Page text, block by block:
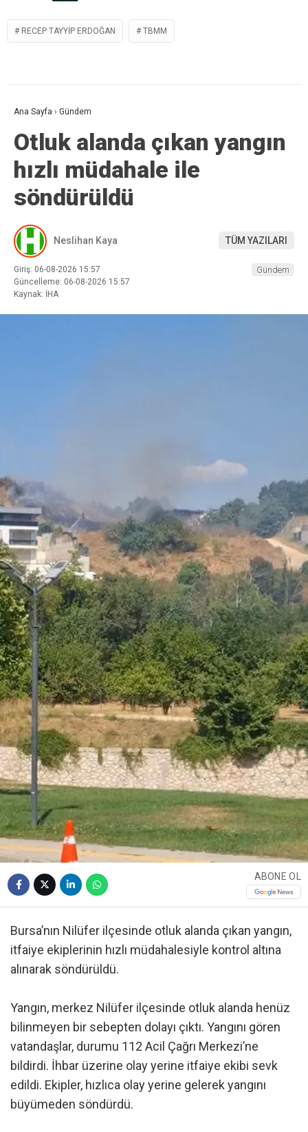
RECEP TAYYIP ERDOĞAN TBMM
Ana Sayfa › Gündem
Otluk alanda çıkan yangın
hızlı müdahale ile
söndürüldü
Neslihan Kaya TÜM YAZILARI
Giriş: 06-08-2026 15:57
Güncelleme: 06-08-2026 15:57
Kaynak: İHA
Gündem
ABONE OL
Bursa’nın Nilüfer ilçesinde otluk alanda çıkan yangın,
itfaiye ekiplerinin hızlı müdahalesiyle kontrol altına
alınarak söndürüldü.
Yangın, merkez Nilüfer ilçesinde otluk alanda henüz
bilinmeyen bir sebepten dolayı çıktı. Yangını gören
vatandaşlar, durumu 112 Acil Çağrı Merkezi’ne
bildirdi. İhbar üzerine olay yerine itfaiye ekibi sevk
edildi. Ekipler, hızlıca olay yerine gelerek yangını
büyümeden söndürdü.